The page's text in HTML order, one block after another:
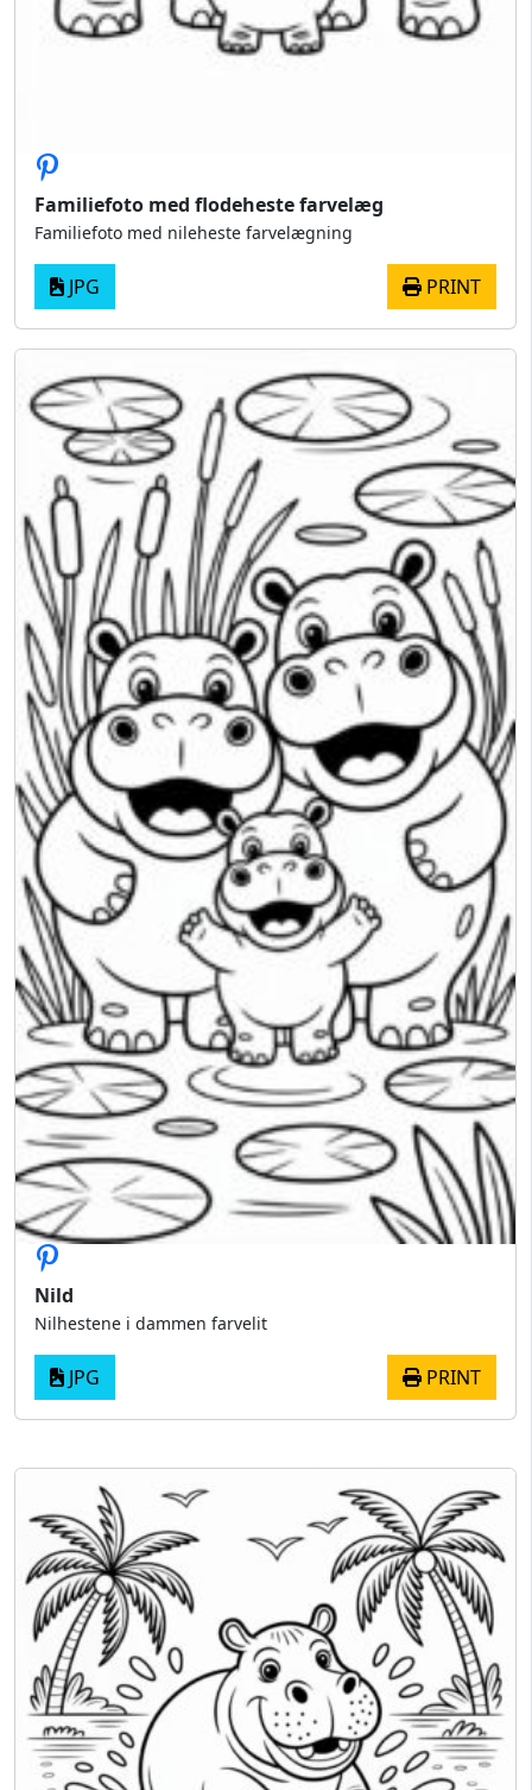
Familiefoto med flodeheste farvelæg
Familiefoto med nileheste farvelægning
JPG PRINT
Nild
Nilhestene i dammen farvelit
JPG PRINT